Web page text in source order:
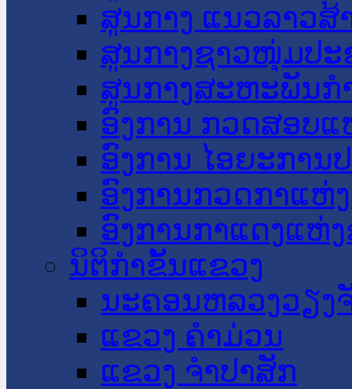
ສູນກາງ ແນວລາວສ້
ສູນກາງຊາວໜຸ່ມປະ
ສູນກາງສະຫະພັນກ
ອົງການ ກວດສອບແ
ອົງການ ໄອຍະການ
ອົງການກວດກາແຫ່
ອົງການກາແດງແຫ່
ນິຕິກໍາຂັ້ນແຂວງ
ນະ​ຄອນ​ຫລວງວຽງ
ແຂວງ ຄໍາມ່ວນ
ແຂວງ ຈໍາປາສັກ